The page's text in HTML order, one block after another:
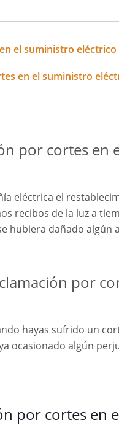
el suministro eléctrico
en el suministro
por cortes en
eléctrica el
recibos de la luz a
hubiera dañado algún
por
hayas sufrido un
ocasionado algún
por cortes en